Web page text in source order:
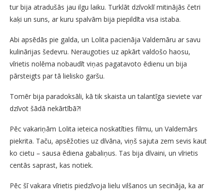
tur bija atradušās jau ilgu laiku. Turklāt dzīvoklī mitinājās četri
kaķi un suns, ar kuru spalvām bija piepildīta visa istaba.
Abi apsēdās pie galda, un Lolita pacienāja Valdemāru ar savu
kulinārijas šedevru. Neraugoties uz apkārt valdošo haosu,
vīrietis nolēma nobaudīt viņas pagatavoto ēdienu un bija
pārsteigts par tā lielisko garšu.
Tomēr bija paradoksāli, kā tik skaista un talantīga sieviete var
dzīvot šādā nekārtībā?!
Pēc vakariņām Lolita ieteica noskatīties filmu, un Valdemārs
piekrita. Taču, apsēžoties uz dīvāna, viņš sajuta zem sevis kaut
ko cietu – sausa ēdiena gabaliņus. Tas bija dīvaini, un vīrietis
centās saprast, kas notiek.
Pēc šī vakara vīrietis piedzīvoja lielu vilšanos un secināja, ka ar